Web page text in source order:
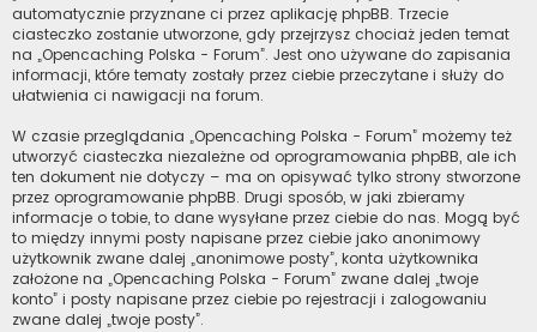
automatycznie przyznane ci przez aplikację phpBB. Trzecie
ciasteczko zostanie utworzone, gdy przejrzysz chociaż jeden temat
na „Opencaching Polska - Forum”. Jest ono używane do zapisania
informacji, które tematy zostały przez ciebie przeczytane i służy do
ułatwienia ci nawigacji na forum.
W czasie przeglądania „Opencaching Polska - Forum” możemy też
utworzyć ciasteczka niezależne od oprogramowania phpBB, ale ich
ten dokument nie dotyczy – ma on opisywać tylko strony stworzone
przez oprogramowanie phpBB. Drugi sposób, w jaki zbieramy
informacje o tobie, to dane wysyłane przez ciebie do nas. Mogą być
to między innymi posty napisane przez ciebie jako anonimowy
użytkownik zwane dalej „anonimowe posty”, konta użytkownika
założone na „Opencaching Polska - Forum” zwane dalej „twoje
konto” i posty napisane przez ciebie po rejestracji i zalogowaniu
zwane dalej „twoje posty”.